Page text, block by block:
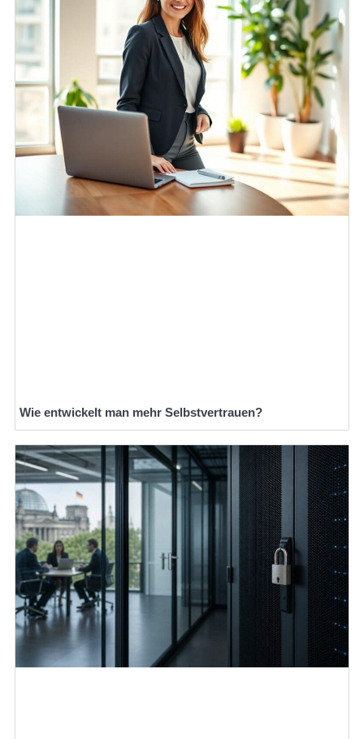
Wie entwickelt man mehr Selbstvertrauen?